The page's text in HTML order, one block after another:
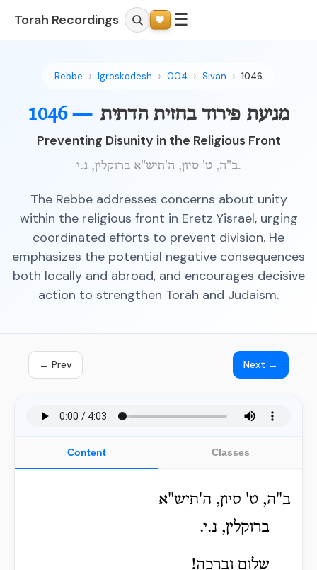
Torah Recordings ☰
Rebbe Igroskodesh 004 Sivan 1046
1046 — מניעת פירוד בחזית הדתית
Preventing Disunity in the Religious Front
ב"ה, ט' סיון, ה'תיש"א ברוקלין, נ.י.
The Rebbe addresses concerns about unity
within the religious front in Eretz Yisrael, urging
coordinated efforts to prevent division. He
emphasizes the potential negative consequences
both locally and abroad, and encourages decisive
action to strengthen Torah and Judaism.
← Prev Next →
Content Classes
ב"ה, ט' סיון, ה'תיש"א
ברוקלין, נ.י.
שלום וברכה!